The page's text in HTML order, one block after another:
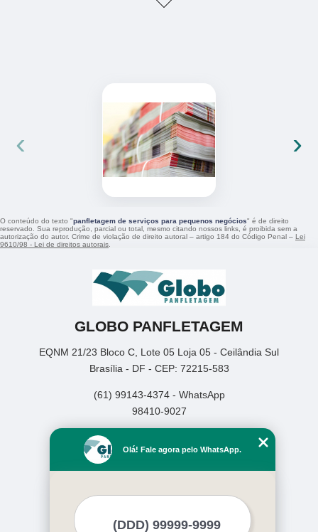
‹ ›
O conteúdo do texto "panfletagem de serviços para pequenos negócios" é de direito
reservado. Sua reprodução, parcial ou total, mesmo citando nossos links, é proibida sem a
autorização do autor. Crime de violação de direito autoral – artigo 184 do Código Penal – Lei
9610/98 - Lei de direitos autorais
GLOBO PANFLETAGEM
EQNM 21/23 Bloco C, Lote 05 Loja 05 - Ceilândia Sul
Brasília - DF - CEP: 72215-583
(61) 99143-4374 - WhatsApp
98410-9027
Empresa
Missão
Mapa do site
Olá! Fale agora pelo WhatsApp.